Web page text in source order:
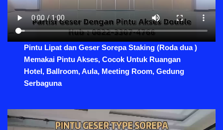
Pintu Lipat dan Geser Sorepa Staking (Roda dua )
Memakai Pintu Akses, Cocok Untuk Ruangan
Hotel, Ballroom, Aula, Meeting Room, Gedung
Serbaguna